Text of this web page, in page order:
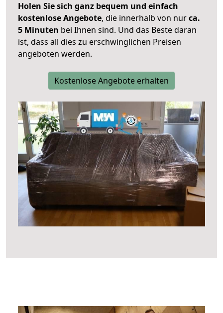
Holen Sie sich ganz bequem und einfach
kostenlose Angebote, die innerhalb von nurca.
5 Minuten bei Ihnen sind. Und das Beste daran
ist, dass all dies zu erschwinglichen Preisen
angeboten werden.
Kostenlose Angebote erhalten